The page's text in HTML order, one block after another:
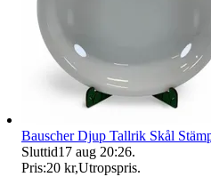
Bauscher Djup Tallrik Skål
Sluttid17 aug 20:26.
Pris:20 kr,Utropspris.